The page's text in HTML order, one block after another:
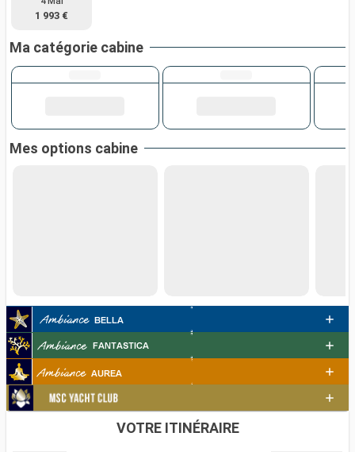
1 993 €
Ma catégorie cabine
Mes options cabine
VOTRE ITINÉRAIRE